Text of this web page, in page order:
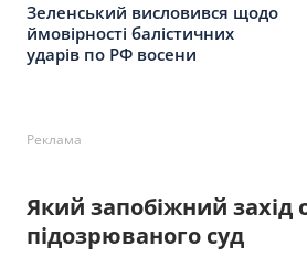
Зеленський висловився щодо
ймовірності балістичних
ударів по РФ восени
Реклама
Який запобіжний захід
підозрюваного суд